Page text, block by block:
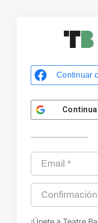
Continuar